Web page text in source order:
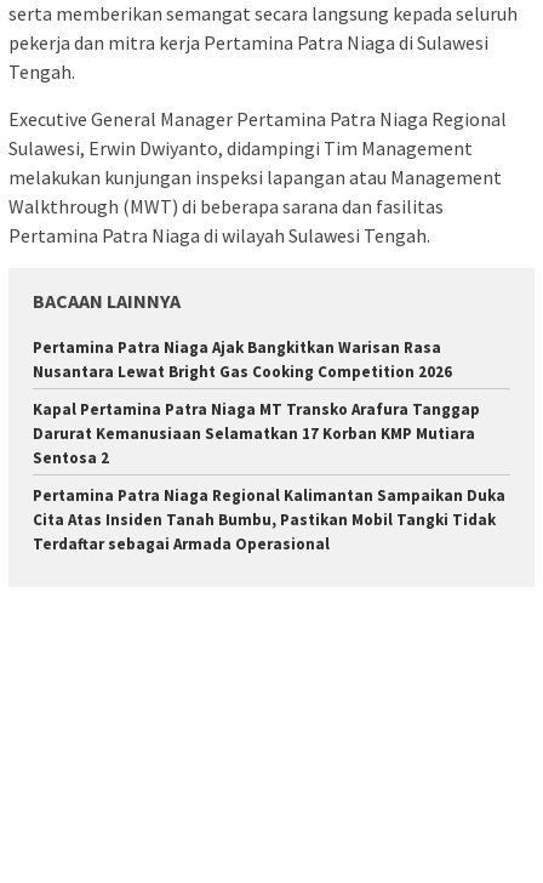
serta memberikan semangat secara langsung kepada seluruh
pekerja dan mitra kerja Pertamina Patra Niaga di Sulawesi
Tengah.
Executive General Manager Pertamina Patra Niaga Regional
Sulawesi, Erwin Dwiyanto, didampingi Tim Management
melakukan kunjungan inspeksi lapangan atau Management
Walkthrough (MWT) di beberapa sarana dan fasilitas
Pertamina Patra Niaga di wilayah Sulawesi Tengah.
BACAAN LAINNYA
Pertamina Patra Niaga Ajak Bangkitkan Warisan Rasa
Nusantara Lewat Bright Gas Cooking Competition 2026
Kapal Pertamina Patra Niaga MT Transko Arafura Tanggap
Darurat Kemanusiaan Selamatkan 17 Korban KMP Mutiara
Sentosa 2
Pertamina Patra Niaga Regional Kalimantan Sampaikan Duka
Cita Atas Insiden Tanah Bumbu, Pastikan Mobil Tangki Tidak
Terdaftar sebagai Armada Operasional